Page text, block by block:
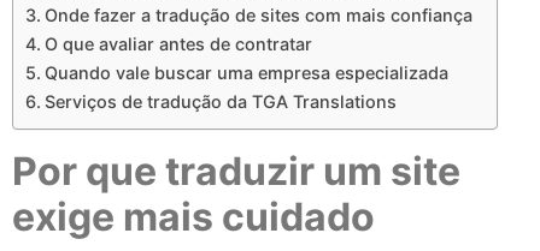
Onde fazer a tradução de sites com mais confiança
O que avaliar antes de contratar
Quando vale buscar uma empresa especializada
Serviços de tradução da TGA Translations
Por que traduzir um site
exige mais cuidado